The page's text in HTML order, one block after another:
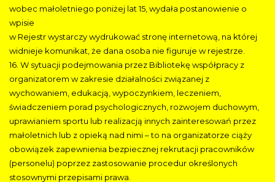
wobec małoletniego poniżej lat 15, wydała postanowienie o
wpisie
w Rejestr wystarczy wydrukować stronę internetową, na której
widnieje komunikat, że dana osoba nie figuruje w rejestrze.
16. W sytuacji podejmowania przez Bibliotekę współpracy z
organizatorem w zakresie działalności związanej z
wychowaniem, edukacją, wypoczynkiem, leczeniem,
świadczeniem porad psychologicznych, rozwojem duchowym,
uprawianiem sportu lub realizacją innych zainteresowań przez
małoletnich lub z opieką nad nimi – to na organizatorze ciąży
obowiązek zapewnienia bezpiecznej rekrutacji pracowników
(personelu) poprzez zastosowanie procedur określonych
stosownymi przepisami prawa.